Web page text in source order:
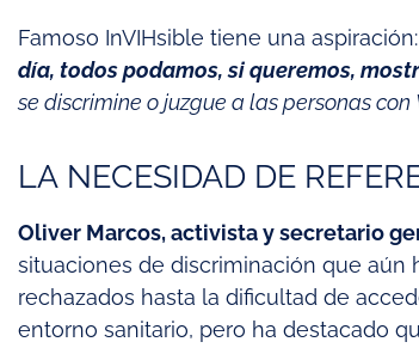
Famoso InVIHsible tiene una aspiración:
día, todos podamos, si queremos,
se discrimine o juzgue a las personas con
LA NECESIDAD DE
Oliver Marcos, activista y secretario
situaciones de discriminación que aún
rechazados hasta la dificultad de
entorno sanitario, pero ha destacado